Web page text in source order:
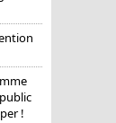
!